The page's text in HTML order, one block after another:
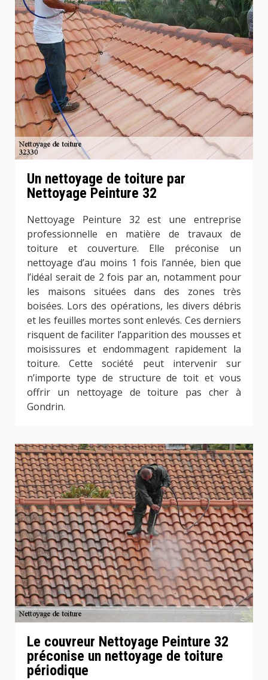
Un nettoyage de toiture par
Nettoyage Peinture 32
Nettoyage Peinture 32 est une entreprise
professionnelle en matière de travaux de
toiture et couverture. Elle préconise un
nettoyage d’au moins 1 fois l’année, bien que
l’idéal serait de 2 fois par an, notamment pour
les maisons situées dans des zones très
boisées. Lors des opérations, les divers débris
et les feuilles mortes sont enlevés. Ces derniers
risquent de faciliter l’apparition des mousses et
moisissures et endommagent rapidement la
toiture. Cette société peut intervenir sur
n’importe type de structure de toit et vous
offrir un nettoyage de toiture pas cher à
Gondrin.
Le couvreur Nettoyage Peinture 32
préconise un nettoyage de toiture
périodique